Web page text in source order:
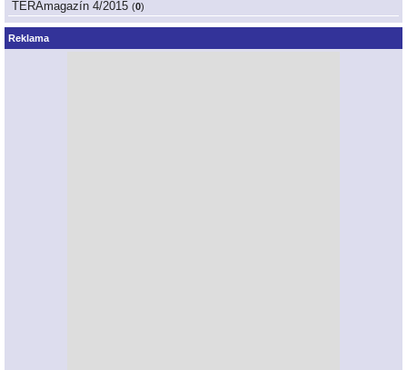
TERAmagazín 4/2015 (0)
Reklama